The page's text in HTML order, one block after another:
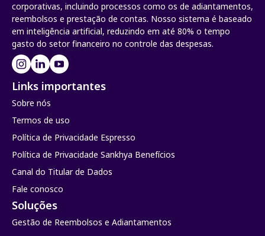
corporativas, incluindo processos como os de adiantamentos,
reembolsos e prestação de contas. Nosso sistema é baseado
em inteligência artificial, reduzindo em até 80% o tempo
gasto do setor financeiro no controle das despesas.
Links importantes
Sobre nós
Termos de uso
Política de Privacidade Espresso
Política de Privacidade Sankhya Benefícios
Canal do Titular de Dados
Fale conosco
Soluções
Gestão de Reembolsos e Adiantamentos